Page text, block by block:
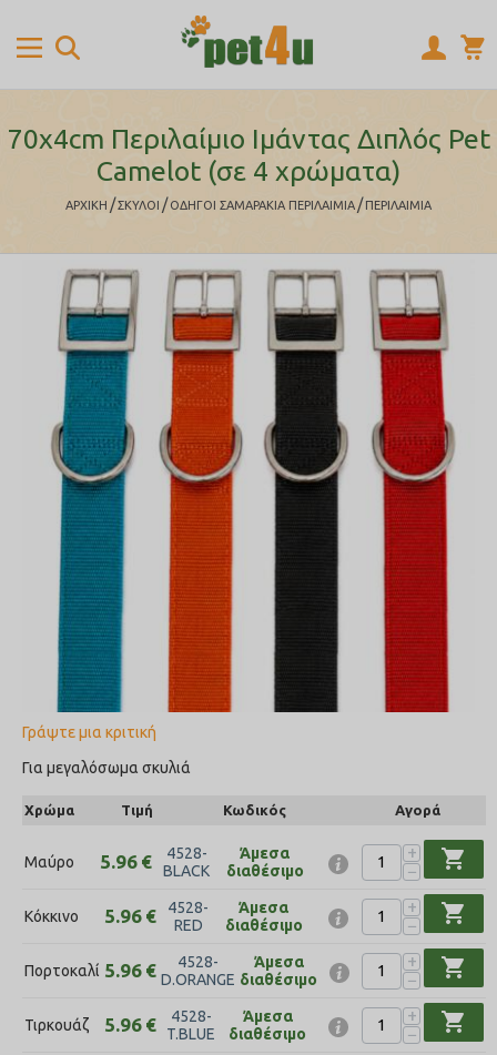
70x4cm Περιλαίμιο Ιμάντας Διπλός Pet
Camelot (σε 4 χρώματα)
ΑΡΧΙΚΉ /ΣΚΥΛΟΙ / ΟΔΗΓΟΙ ΣΑΜΑΡΑΚΙΑ ΠΕΡΙΛΑΙΜΙΑ / ΠΕΡΙΛΑΙΜΙΑ
Γράψτε μια κριτική
Για μεγαλόσωμα σκυλιά
Χρώμα Τιμή Κωδικός Αγορά
Μαύρο 5.96 €
4528-
BLACK
Άμεσα
διαθέσιμο
+
−
shopping_cart
Κόκκινο 5.96 €
4528-
RED
Άμεσα
διαθέσιμο
+
−
shopping_cart
Πορτοκαλί 5.96 €
4528-
D.ORANGE
Άμεσα
διαθέσιμο
+
−
shopping_cart
Τιρκουάζ 5.96 €
4528-
T.BLUE
Άμεσα
διαθέσιμο
+
−
shopping_cart